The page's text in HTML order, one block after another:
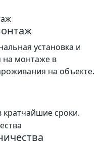
установка и
на монтаже в
на объекте.
кратчайшие сроки.